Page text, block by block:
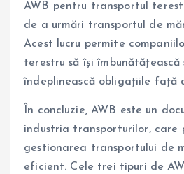
AWB pentru transportul
de a urmări transportul de
Acest lucru permite
terestru să își îmbunătățească
îndeplinească obligațiile față
În concluzie, AWB este un
industria transporturilor, care
gestionarea transportului de
eficient. Cele trei tipuri de